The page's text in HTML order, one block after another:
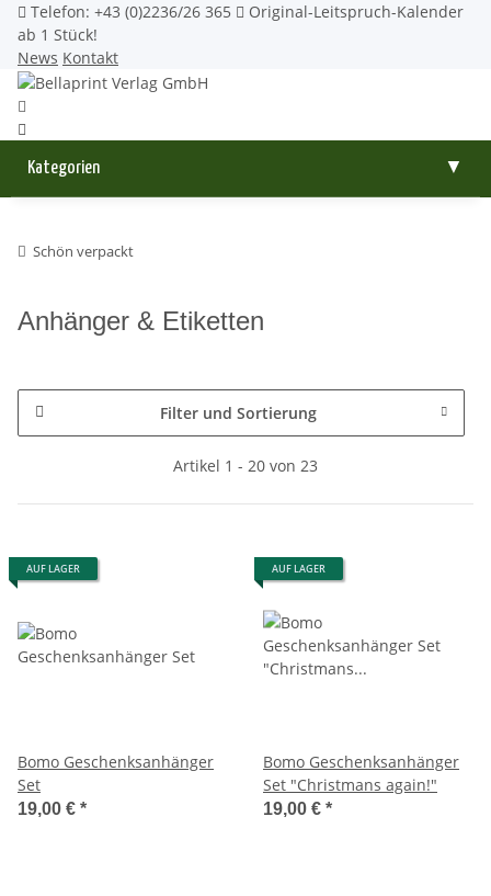
Telefon: +43 (0)2236/26 365
Original-Leitspruch-Kalender
ab 1 Stück!
News Kontakt
Kategorien ▼
Schön verpackt
Anhänger & Etiketten
Filter und Sortierung
Artikel 1 - 20 von 23
AUF LAGER
Bomo Geschenksanhänger
Set
19,00 € *
AUF LAGER
Bomo Geschenksanhänger
Set "Christmans again!"
19,00 € *